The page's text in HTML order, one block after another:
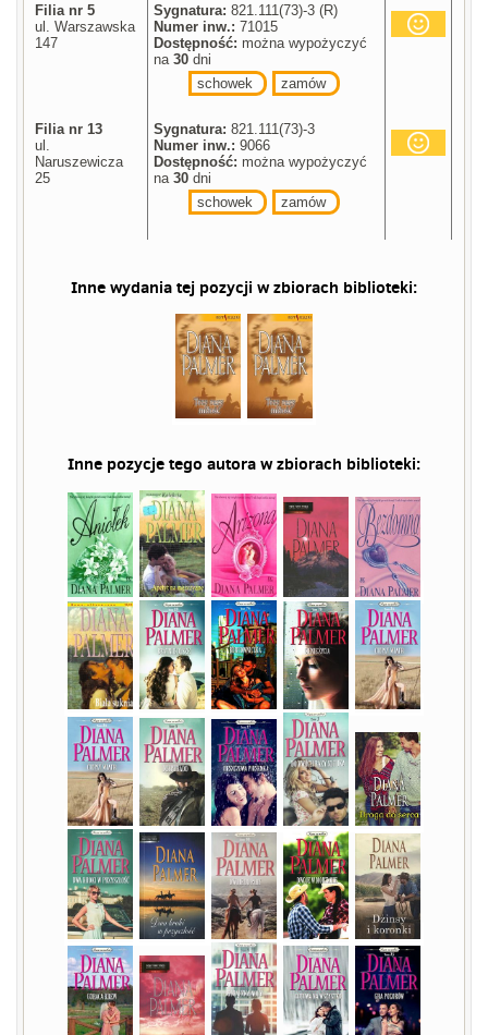
Filia nr 5
ul. Warszawska
147
Sygnatura: 821.111(73)-3 (R)
Numer inw.: 71015
Dostępność: można wypożyczyć
na30 dni
schowek
zamów
Filia nr 13
ul.
Naruszewicza
25
Sygnatura: 821.111(73)-3
Numer inw.: 9066
Dostępność: można wypożyczyć
na30 dni
schowek
zamów
Inne wydania tej pozycji w zbiorach biblioteki:
Inne pozycje tego autora w zbiorach biblioteki: